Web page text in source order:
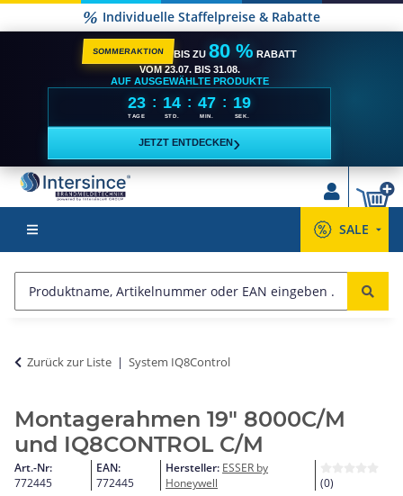
Individuelle Staffelpreise & Rabatte
SOMMERAKTION BIS ZU 80 % RABATT
VOM 23.07. BIS 31.08.
AUF AUSGEWÄHLTE PRODUKTE
23
TAGE
: 14
STD.
: 47
MIN.
: 19
SEK.
JETZT ENTDECKEN ›
SALE
Zurück zur Liste System IQ8Control
Montagerahmen 19" 8000C/M
und IQ8CONTROL C/M
Art.-Nr:
772445
EAN:
772445
Hersteller: ESSER by
Honeywell
(0)